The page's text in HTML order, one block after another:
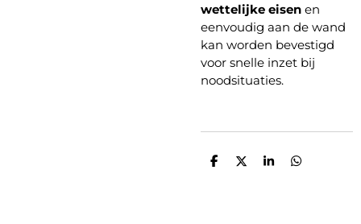
wettelijke eisen en
eenvoudig aan de wand
kan worden bevestigd
voor snelle inzet bij
noodsituaties.
D
D
S
D